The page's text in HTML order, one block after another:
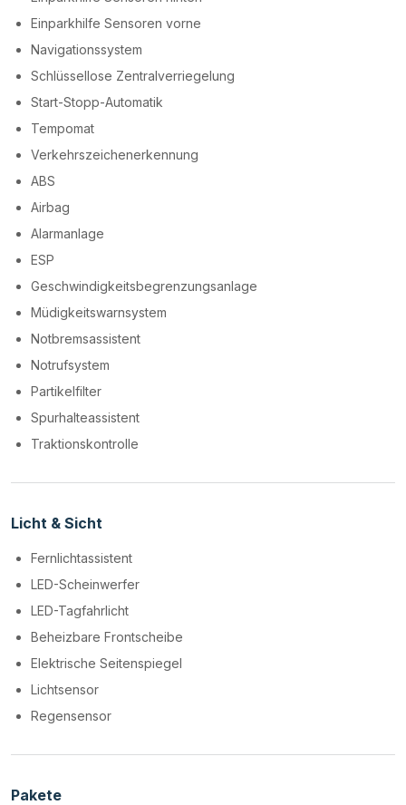
Einparkhilfe Sensoren vorne
Navigationssystem
Schlüssellose Zentralverriegelung
Start-Stopp-Automatik
Tempomat
Verkehrszeichenerkennung
ABS
Airbag
Alarmanlage
ESP
Geschwindigkeitsbegrenzungsanlage
Müdigkeitswarnsystem
Notbremsassistent
Notrufsystem
Partikelfilter
Spurhalteassistent
Traktionskontrolle
Licht & Sicht
Fernlichtassistent
LED-Scheinwerfer
LED-Tagfahrlicht
Beheizbare Frontscheibe
Elektrische Seitenspiegel
Lichtsensor
Regensensor
Pakete